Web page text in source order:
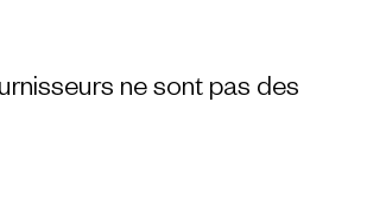
ne sont pas des